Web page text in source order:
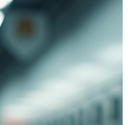
vil forklare hvorfor et
og enkel måte å få
kurs kan du beskytte deg
som viser at du
skal jobbe trygt. La